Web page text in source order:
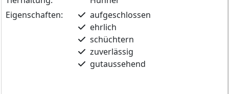
Eigenschaften:
aufgeschlossen
ehrlich
schüchtern
zuverlässig
gutaussehend